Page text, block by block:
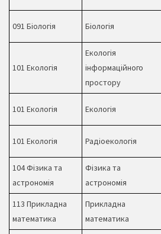
091 Біологія Біологія
101 Екологія
Екологія
інформаційного
простору
101 Екологія Екологія
101 Екологія Радіоекологія
104 Фізика та
астрономія
Фізика та
астрономія
113 Прикладна
математика
Прикладна
математика